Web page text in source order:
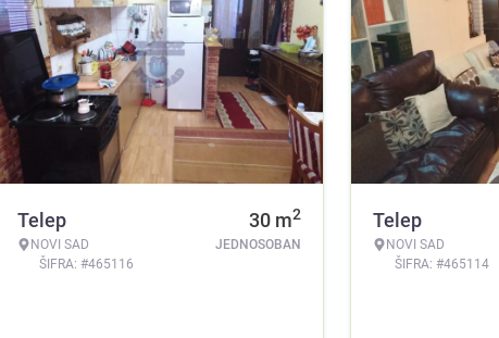
Telep
NOVI SAD
ŠIFRA: #465116
30 m2
JEDNOSOBAN
Telep
NOVI SAD
ŠIFRA: #465114